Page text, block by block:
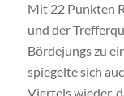
Mit 22 Punkten
und der
Bördejungs zu
spiegelte sich
Viertels wieder,